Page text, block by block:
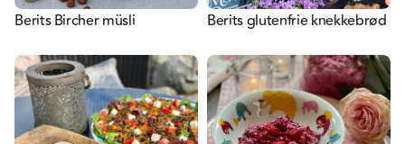
Berits Bircher müsli Berits glutenfrie knekkebrød